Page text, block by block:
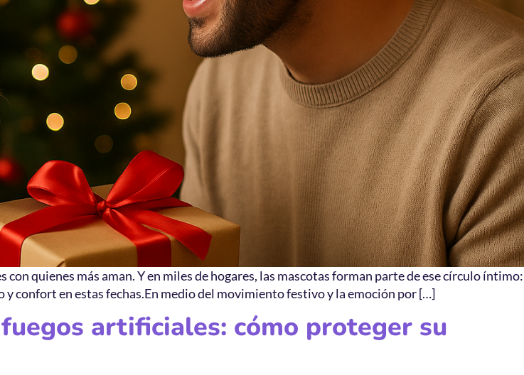
quienes más aman. Y en miles de hogares, las mascotas forman parte de ese círculo íntimo:
confort en estas fechas.En medio del movimiento festivo y la emoción por […]
artificiales: cómo proteger su